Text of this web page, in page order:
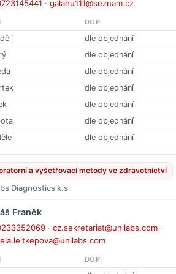
· galahu111@seznam.cz
DOP.
dle objednání
dle objednání
dle objednání
dle objednání
dle objednání
dle objednání
dle objednání
a vyšetřovací metody ve zdravotnictví
Diagnostics k.s
Franěk
· cz.sekretariat@unilabs.com ·
DOP.